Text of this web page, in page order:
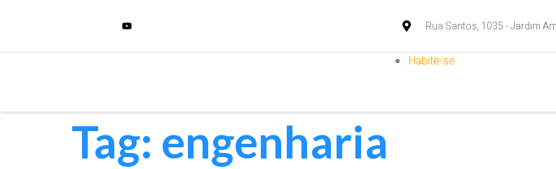
Rua Santos, 1035 - Jardim
Habite-se
Tag: engenharia